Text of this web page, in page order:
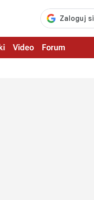
Video Forum